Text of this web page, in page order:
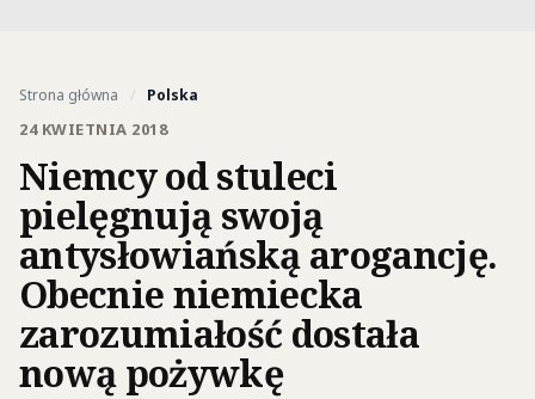
Strona główna / Polska
24 KWIETNIA 2018
Niemcy od stuleci
pielęgnują swoją
antysłowiańską arogancję.
Obecnie niemiecka
zarozumiałość dostała
nową pożywkę